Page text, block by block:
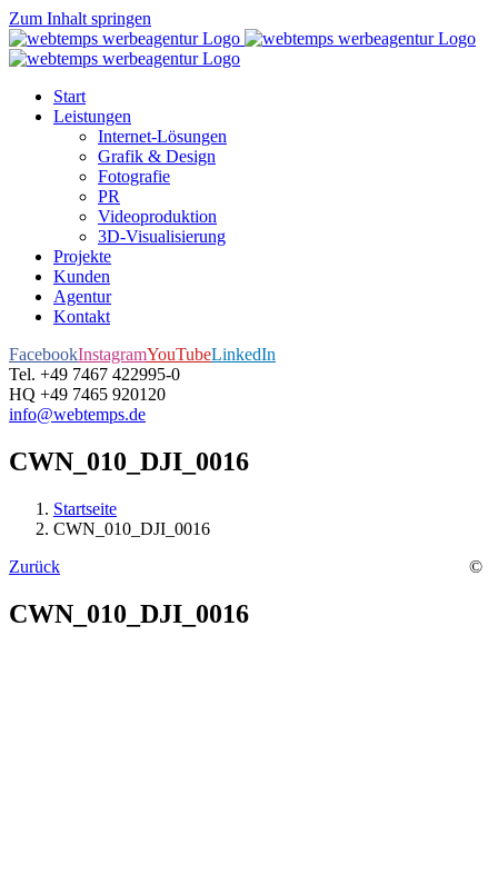
Zum Inhalt springen
Start
Leistungen
Internet-Lösungen
Grafik & Design
Fotografie
PR
Videoproduktion
3D-Visualisierung
Projekte
Kunden
Agentur
Kontakt
FacebookInstagramYouTubeLinkedIn
Tel. +49 7467 422995-0
HQ +49 7465 920120
info@webtemps.de
CWN_010_DJI_0016
Startseite
CWN_010_DJI_0016
Zurück
CWN_010_DJI_0016
©